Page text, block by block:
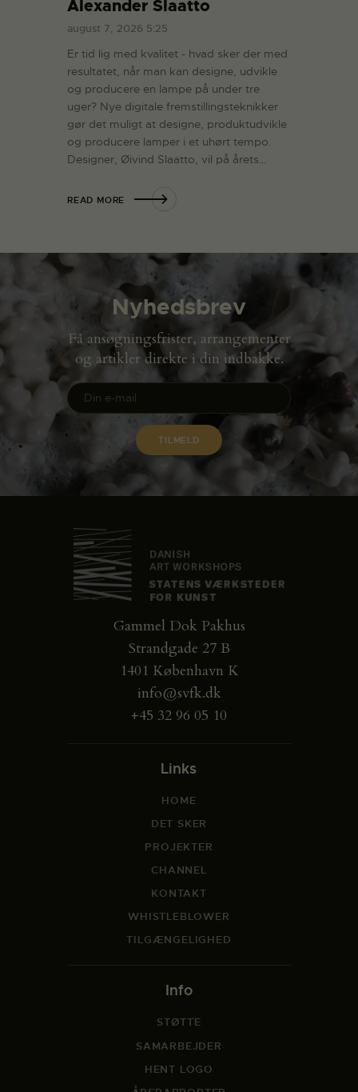
Alexander Slaatto
august 7, 2026 5:25
Er tid lig med kvalitet - hvad sker der med
resultatet, når man kan designe, udvikle
og producere en lampe på under tre
uger? Nye digitale fremstillingsteknikker
gør det muligt at designe, produktudvikle
og producere lamper i et uhørt tempo.
Designer, Øivind Slaatto, vil på årets…
READ MORE
Nyhedsbrev
Få ansøgningsfrister, arrangementer
og artikler direkte i din indbakke.
Gammel Dok Pakhus
Strandgade 27 B
1401 København K
info@svfk.dk
+45 32 96 05 10
Links
HOME
DET SKER
PROJEKTER
CHANNEL
KONTAKT
WHISTLEBLOWER
TILGÆNGELIGHED
Info
STØTTE
SAMARBEJDER
HENT LOGO